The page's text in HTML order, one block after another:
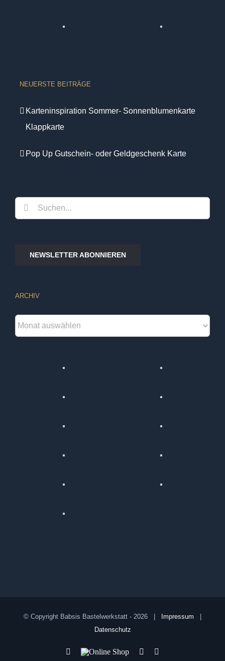
NEUERSTE BEITRÄGE
Karteninspiration Sommer- Sonnenblumenkarte
Klappkarte
Pop Up Gutschein- oder Geldgeschenk Karte
Suche
nach:
NEWSLETTER ABONNIEREN
ARCHIV
Archiv
© Copyright Babsis Bastelwerkstatt - 2026 | Impressum |
Datenschutz
YouTube
Online
Pinterest